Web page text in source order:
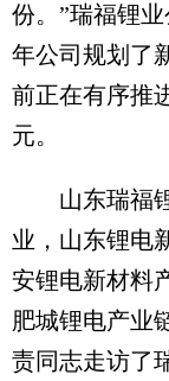
份。”瑞福锂
年公司规划了
前正在有序推
元。
山东瑞福锂
业，山东锂电
安锂电新材料
肥城锂电产业
责同志走访了